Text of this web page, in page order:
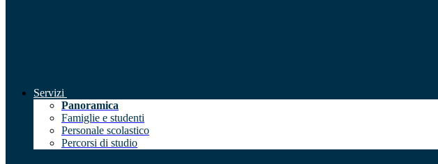
Servizi
Panoramica
Famiglie e studenti
Personale scolastico
Percorsi di studio